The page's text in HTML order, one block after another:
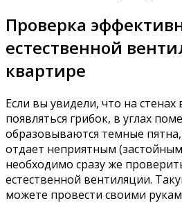
Проверка
естественной
квартире
Если вы увидели, что на
появляться грибок, в углах
образовываются темные
отдает неприятным
необходимо сразу же
естественной вентиляции.
можете провести своими